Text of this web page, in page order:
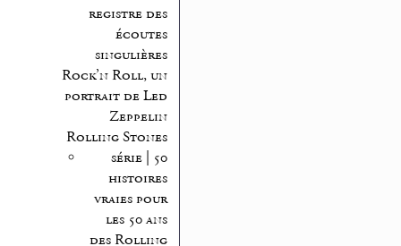
registre des
écoutes
singulières
Rock’n Roll, un
portrait de Led
Zeppelin
Rolling Stones
série | 50
histoires
vraies pour
les 50 ans
des Rolling